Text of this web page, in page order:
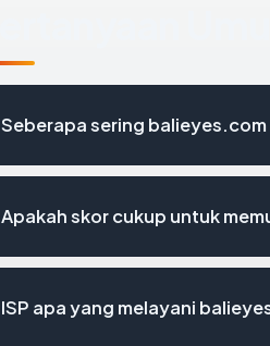
Seberapa sering
Apakah skor cukup untuk
ISP apa yang melayani